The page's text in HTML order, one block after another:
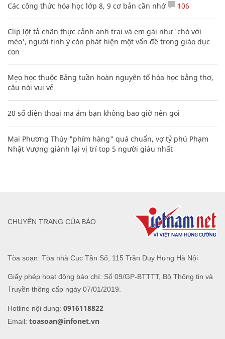
Các công thức hóa học lớp 8, 9 cơ bản cần nhớ 106
Clip lột tả chân thực cảnh anh trai và em gái như 'chó với
mèo', người tinh ý còn phát hiện một vấn đề trong giáo dục
con
Mẹo học thuộc Bảng tuần hoàn nguyên tố hóa học bằng thơ,
câu nói vui vẻ
20 số điện thoại ma ám bạn không bao giờ nên gọi
Mai Phương Thúy "phím hàng" quá chuẩn, vợ tỷ phú Phạm
Nhật Vượng giành lại vị trí top 5 người giàu nhất
Tòa soạn: Tòa nhà Cục Tần Số, 115 Trần Duy Hưng Hà Nội
Giấy phép hoạt động báo chí: Số 09/GP-BTTTT, Bộ Thông tin và
Truyền thông cấp ngày 07/01/2019.
Hotline nội dung: 0916118822
Email: toasoan@infonet.vn
CHUYÊN TRANG CỦA BÁO